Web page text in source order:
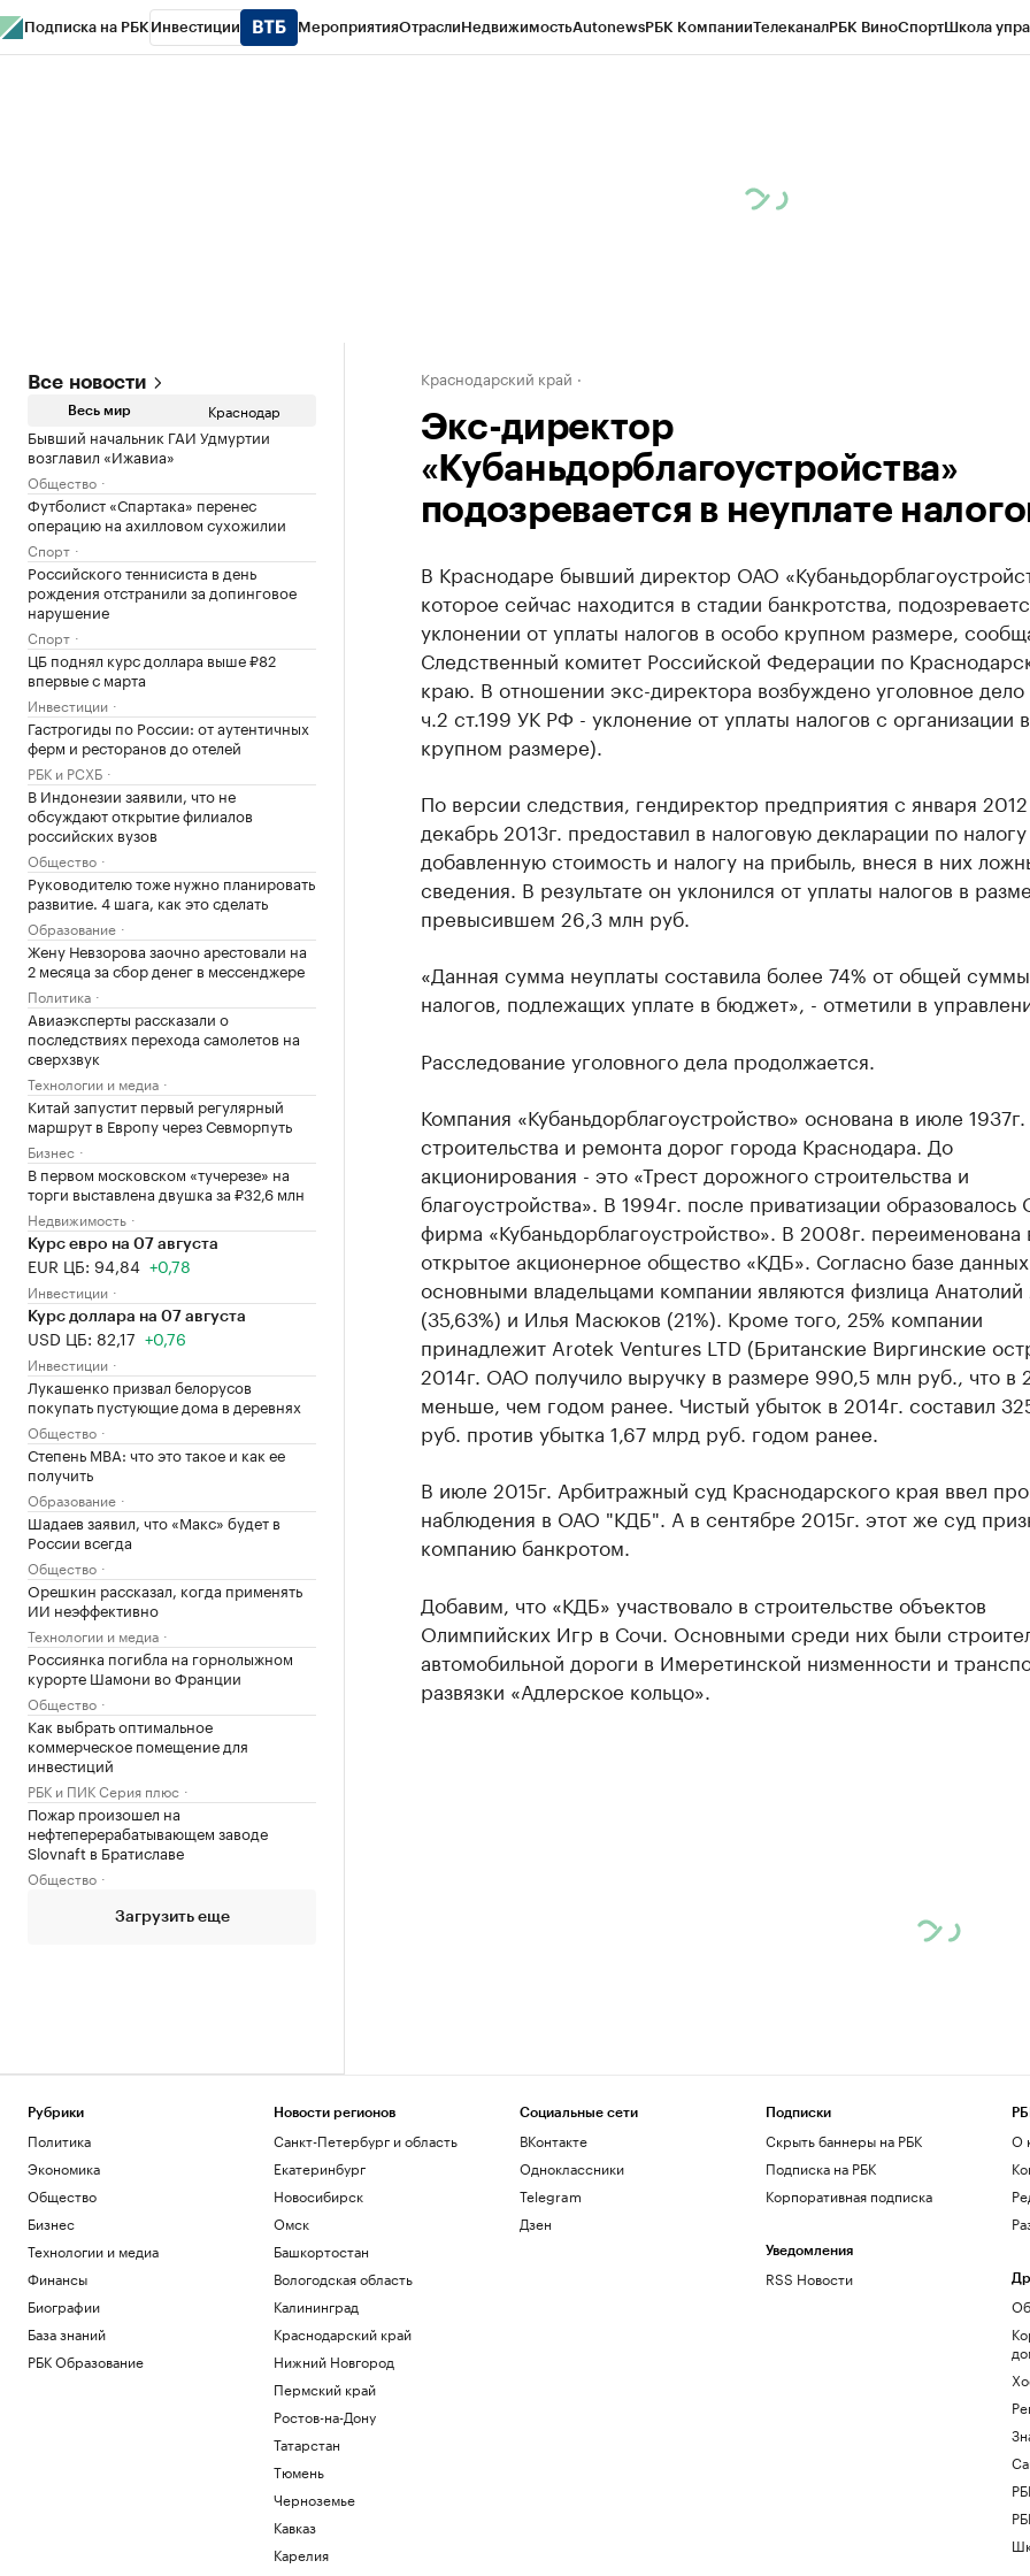
Подписка на РБК Инвестиции МероприятияОтраслиНедвижимостьAutonewsРБК КомпанииТелеканалРБК ВиноСпортШкола
Все новости
Весь мир Краснодар
Бывший начальник ГАИ Удмуртии
возглавил «Ижавиа»
Общество
Футболист «Спартака» перенес
операцию на ахилловом сухожилии
Спорт
Российского теннисиста в день
рождения отстранили за допинговое
нарушение
Спорт
ЦБ поднял курс доллара выше ₽82
впервые с марта
Инвестиции
Гастрогиды по России: от аутентичных
ферм и ресторанов до отелей
РБК и РСХБ
В Индонезии заявили, что не
обсуждают открытие филиалов
российских вузов
Общество
Руководителю тоже нужно планировать
развитие. 4 шага, как это сделать
Образование
Жену Невзорова заочно арестовали на
2 месяца за сбор денег в мессенджере
Политика
Авиаэксперты рассказали о
последствиях перехода самолетов на
сверхзвук
Технологии и медиа
Китай запустит первый регулярный
маршрут в Европу через Севморпуть
Бизнес
В первом московском «тучерезе» на
торги выставлена двушка за ₽32,6 млн
Недвижимость
Курс евро на 07 августа
EUR ЦБ: 94,84 +0,78
Инвестиции
Курс доллара на 07 августа
USD ЦБ: 82,17 +0,76
Инвестиции
Лукашенко призвал белорусов
покупать пустующие дома в деревнях
Общество
Степень MBA: что это такое и как ее
получить
Образование
Шадаев заявил, что «Макс» будет в
России всегда
Общество
Орешкин рассказал, когда применять
ИИ неэффективно
Технологии и медиа
Россиянка погибла на горнолыжном
курорте Шамони во Франции
Общество
Как выбрать оптимальное
коммерческое помещение для
инвестиций
РБК и ПИК Серия плюс
Пожар произошел на
нефтеперерабатывающем заводе
Slovnaft в Братиславе
Общество
Загрузить еще
Краснодарский край
Экс-директор
«Кубаньдорблагоустройства»
подозревается в неуплате
В Краснодаре бывший директор ОАО
которое сейчас находится в стадии банкротства,
уклонении от уплаты налогов в особо крупном размере,
Следственный комитет Российской Федерации по
краю. В отношении экс-директора возбуждено уголовное дело
ч.2 ст.199 УК РФ - уклонение от уплаты налогов с организации
крупном размере).
По версии следствия, гендиректор предприятия с января
декабрь 2013г. предоставил в налоговую декларации по
добавленную стоимость и налогу на прибыль, внеся в них
сведения. В результате он уклонился от уплаты налогов в
превысившем 26,3 млн руб.
«Данная сумма неуплаты составила более 74% от общей
налогов, подлежащих уплате в бюджет», - отметили в
Расследование уголовного дела продолжается.
Компания «Кубаньдорблагоустройство» основана в июле 1937г.
строительства и ремонта дорог города Краснодара. До
акционирования - это «Трест дорожного строительства и
благоустройства». В 1994г. после приватизации
фирма «Кубаньдорблагоустройство». В 2008г. переименована
открытое акционерное общество «КДБ». Согласно базе
основными владельцами компании являются физлица Анатолий
(35,63%) и Илья Масюков (21%). Кроме того, 25% компании
принадлежит Arotek Ventures LTD (Британские Виргинские
2014г. ОАО получило выручку в размере 990,5 млн руб., что в
меньше, чем годом ранее. Чистый убыток в 2014г. составил
руб. против убытка 1,67 млрд руб. годом ранее.
В июле 2015г. Арбитражный суд Краснодарского края ввел
наблюдения в ОАО "КДБ". А в сентябре 2015г. этот же суд
компанию банкротом.
Добавим, что «КДБ» участвовало в строительстве объектов
Олимпийских Игр в Сочи. Основными среди них были
автомобильной дороги в Имеретинской низменности и
развязки «Адлерское кольцо».
Рубрики
Политика
Экономика
Общество
Бизнес
Технологии и медиа
Финансы
Биографии
База знаний
РБК Образование
Новости регионов
Санкт-Петербург и область
Екатеринбург
Новосибирск
Омск
Башкортостан
Вологодская область
Калининград
Краснодарский край
Нижний Новгород
Пермский край
Ростов-на-Дону
Татарстан
Тюмень
Черноземье
Кавказ
Карелия
Социальные сети
ВКонтакте
Одноклассники
Telegram
Дзен
Подписки
Скрыть баннеры на РБК
Подписка на РБК
Корпоративная подписка
Уведомления
RSS Новости
О